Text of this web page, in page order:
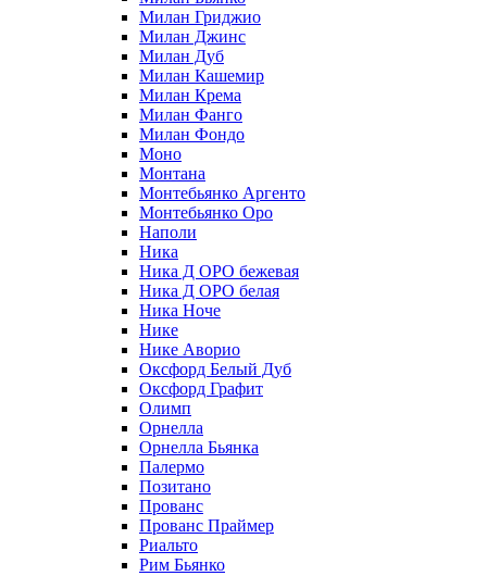
Милан Гриджио
Милан Джинс
Милан Дуб
Милан Кашемир
Милан Крема
Милан Фанго
Милан Фондо
Моно
Монтана
Монтебьянко Аргенто
Монтебьянко Оро
Наполи
Ника
Ника Д ОРО бежевая
Ника Д ОРО белая
Ника Ноче
Нике
Нике Аворио
Оксфорд Белый Дуб
Оксфорд Графит
Олимп
Орнелла
Орнелла Бьянка
Палермо
Позитано
Прованс
Прованс Праймер
Риальто
Рим Бьянко